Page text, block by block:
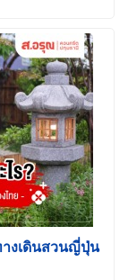
งเดินสวนญี่ปุ่น